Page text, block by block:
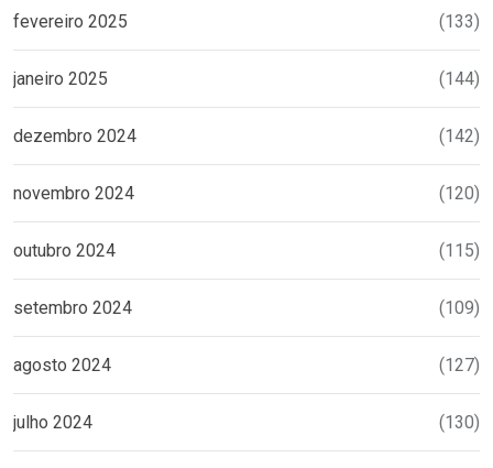
fevereiro 2025 (133)
janeiro 2025 (144)
dezembro 2024 (142)
novembro 2024 (120)
outubro 2024 (115)
setembro 2024 (109)
agosto 2024 (127)
julho 2024 (130)